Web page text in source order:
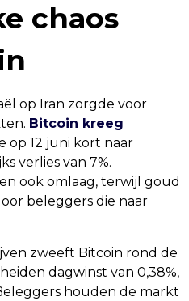
chaos
op Iran zorgde voor
Bitcoin kreeg
op 12 juni kort naar
verlies van 7%.
ook omlaag, terwijl goud
beleggers die naar
zweeft Bitcoin rond de
dagwinst van 0,38%,
houden de markt